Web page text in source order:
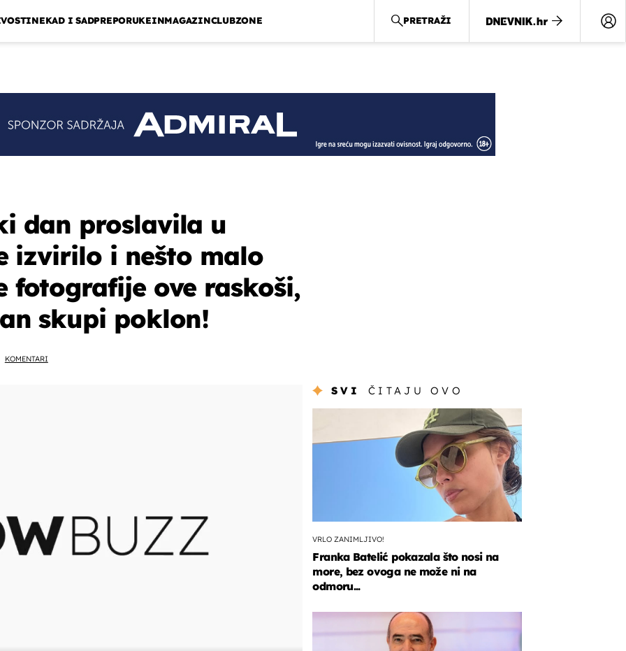
NEKAD I SADPREPORUKEINMAGAZINCLUBZONE PRETRAŽI
dan proslavila u
izvirilo i nešto malo
fotografije ove raskoši,
skupi poklon!
KOMENTARI
SVI ČITAJU OVO
VRLO ZANIMLJIVO!
Franka Batelić pokazala što nosi na
more, bez ovoga ne može ni na
odmoru...